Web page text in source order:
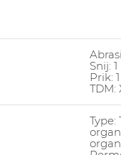
Snij: 1
Prik: 1
TDM:
Type: